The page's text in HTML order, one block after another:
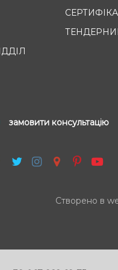
замовити консультацію
Створено в